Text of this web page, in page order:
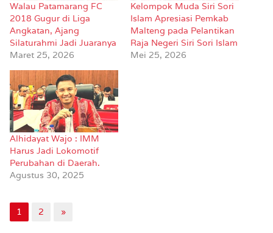
Walau Patamarang FC
2018 Gugur di Liga
Angkatan, Ajang
Silaturahmi Jadi Juaranya
Maret 25, 2026
Kelompok Muda Siri Sori
Islam Apresiasi Pemkab
Malteng pada Pelantikan
Raja Negeri Siri Sori Islam
Mei 25, 2026
Alhidayat Wajo : IMM
Harus Jadi Lokomotif
Perubahan di Daerah.
Agustus 30, 2025
1 2 »